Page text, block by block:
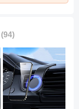
(94)